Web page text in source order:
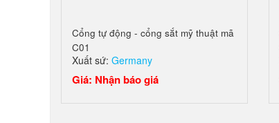
Cổng tự động - cổng sắt mỹ thuật mã
C01
Xuất sứ: Germany
Giá: Nhận báo giá